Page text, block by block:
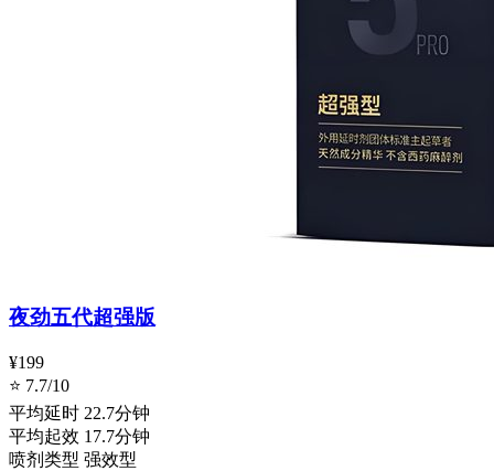
夜劲五代超强版
¥199
⭐ 7.7/10
平均延时 22.7分钟
平均起效 17.7分钟
喷剂类型 强效型